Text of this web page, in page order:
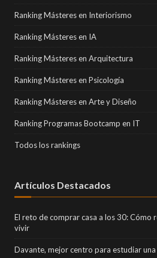
Ranking Másteres en Interiorismo
Ranking Másteres en IA
Ranking Másteres en Arquitectura
Ranking Másteres en Psicología
Ranking Másteres en Arte y Diseño
Ranking Programas Bootcamp en IT
Todos los rankings
Artículos Destacados
El reto de comprar casa a los 30: Cómo
vivir
Davante, mejor centro para estudiar